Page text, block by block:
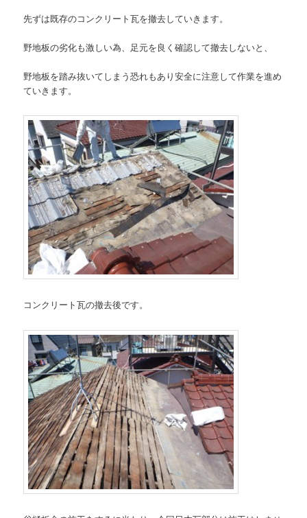
先ずは既存のコンクリート瓦を撤去していきます。
野地板の劣化も激しい為、足元を良く確認して撤去しないと、
野地板を踏み抜いてしまう恐れもあり安全に注意して作業を進め
ていきます。
コンクリート瓦の撤去後です。